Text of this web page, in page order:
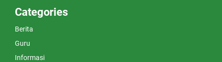
Categories
Berita
Guru
Informasi